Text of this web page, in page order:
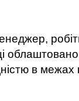
в межах